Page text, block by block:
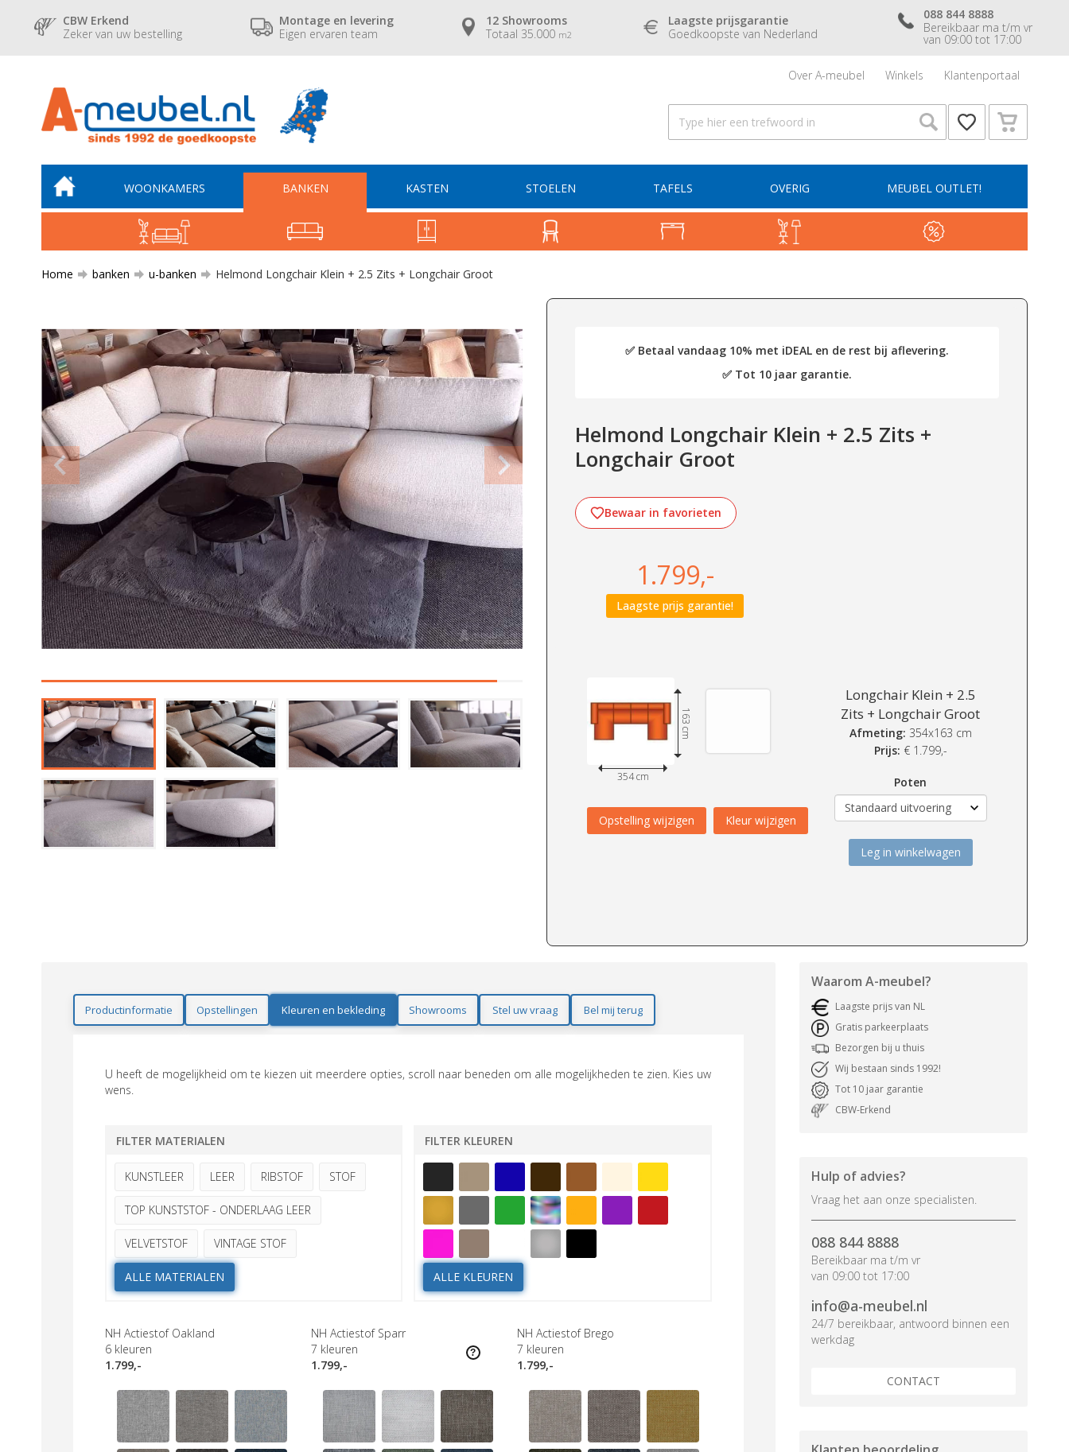
CBW Erkend
Zeker van uw bestelling
Montage en levering
Eigen ervaren team
12 Showrooms
Totaal 35.000 m2
Laagste prijsgarantie
Goedkoopste van Nederland
088 844 8888
Bereikbaar ma t/m vr
van 09:00 tot 17:00
Over A-meubel Winkels Klantenportaal
WOONKAMERS BANKEN KASTEN STOELEN TAFELS OVERIG MEUBEL OUTLET!
Home banken u-banken Helmond Longchair Klein + 2.5 Zits + Longchair Groot
✅ Betaal vandaag 10% met iDEAL en de rest bij aflevering.
✅ Tot 10 jaar garantie.
Helmond Longchair Klein + 2.5 Zits +
Longchair Groot
Bewaar in favorieten
1.799,-
Laagste prijs garantie!
354 cm
163 cm
Opstelling wijzigen Kleur wijzigen
Longchair Klein + 2.5
Zits + Longchair Groot
Afmeting: 354x163 cm
Prijs: € 1.799,-
Poten
Leg in winkelwagen
Productinformatie Opstellingen Kleuren en bekleding Showrooms Stel uw vraag Bel mij terug
U heeft de mogelijkheid om te kiezen uit meerdere opties, scroll naar beneden om alle mogelijkheden te zien. Kies uw
wens.
FILTER MATERIALEN
KUNSTLEER LEER RIBSTOF STOF
TOP KUNSTSTOF - ONDERLAAG LEER
VELVETSTOF VINTAGE STOF
ALLE MATERIALEN
FILTER KLEUREN
ALLE KLEUREN
NH Actiestof Oakland
6 kleuren
1.799,-
NH Actiestof Sparr
7 kleuren
1.799,-
NH Actiestof Brego
7 kleuren
1.799,-
Waarom A-meubel?
Laagste prijs van NL
Gratis parkeerplaats
Bezorgen bij u thuis
Wij bestaan sinds 1992!
Tot 10 jaar garantie
CBW-Erkend
Hulp of advies?
Vraag het aan onze specialisten.
088 844 8888
Bereikbaar ma t/m vr
van 09:00 tot 17:00
info@a-meubel.nl
24/7 bereikbaar, antwoord binnen een
werkdag
CONTACT